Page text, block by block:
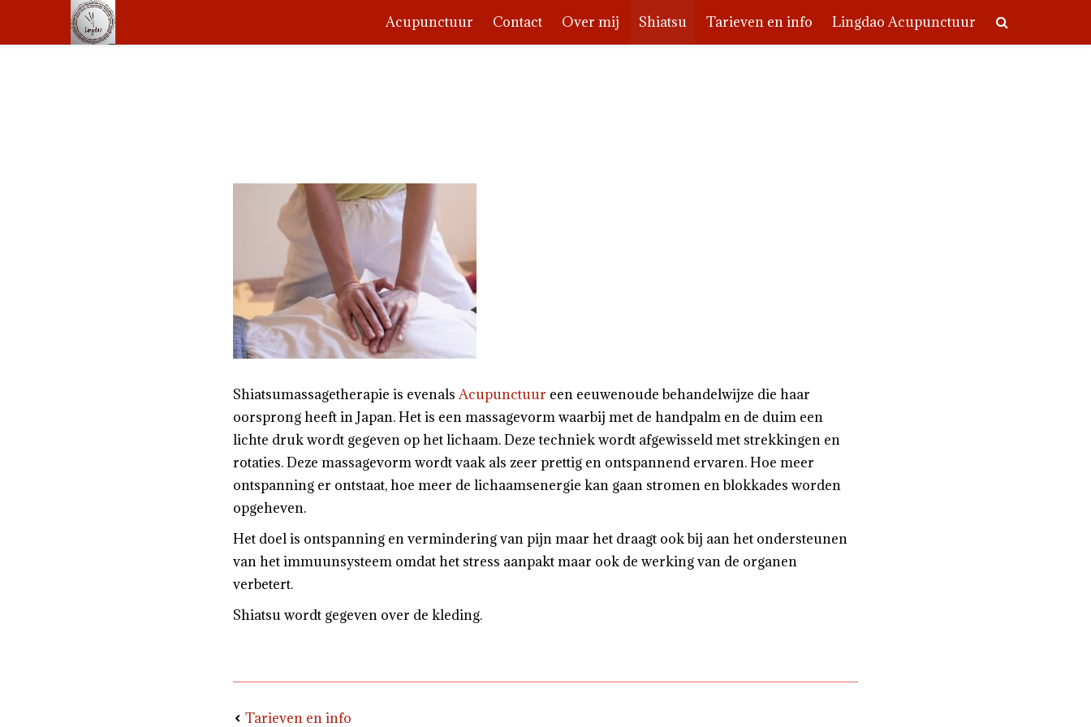
Acupunctuur Contact Over mij Shiatsu Tarieven en info Lingdao Acupunctuur
Shiatsumassagetherapie is evenalsAcupunctuur een eeuwenoude behandelwijze die haar
oorsprong heeft in Japan. Het is een massagevorm waarbij met de handpalm en de duim een
lichte druk wordt gegeven op het lichaam. Deze techniek wordt afgewisseld met strekkingen en
rotaties. Deze massagevorm wordt vaak als zeer prettig en ontspannend ervaren. Hoe meer
ontspanning er ontstaat, hoe meer de lichaamsenergie kan gaan stromen en blokkades worden
opgeheven.
Het doel is ontspanning en vermindering van pijn maar het draagt ook bij aan het ondersteunen
van het immuunsysteem omdat het stress aanpakt maar ook de werking van de organen
verbetert.
Shiatsu wordt gegeven over de kleding.
Tarieven en info